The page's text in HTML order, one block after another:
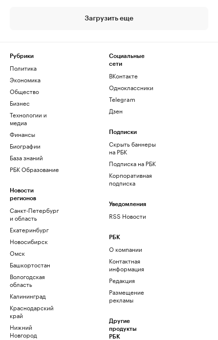
Загрузить еще
Рубрики
Политика
Экономика
Общество
Бизнес
Технологии и
медиа
Финансы
Биографии
База знаний
РБК Образование
Новости
регионов
Санкт-Петербург
и область
Екатеринбург
Новосибирск
Омск
Башкортостан
Вологодская
область
Калининград
Краснодарский
край
Нижний
Новгород
Социальные
сети
ВКонтакте
Одноклассники
Telegram
Дзен
Подписки
Скрыть баннеры
на РБК
Подписка на РБК
Корпоративная
подписка
Уведомления
RSS Новости
РБК
О компании
Контактная
информация
Редакция
Размещение
рекламы
Другие
продукты
РБК